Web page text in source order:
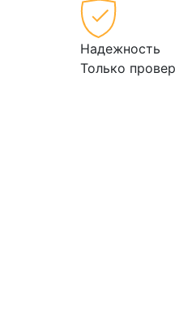
Надежность
Только